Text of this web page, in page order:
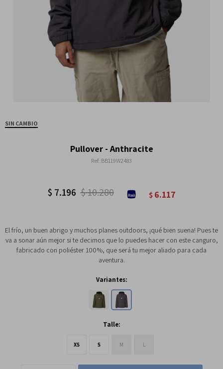
SIN CAMBIO
Pullover - Anthracite
BB119W2483
$ 7.196 $10.280 $ 6.117
El frío, un buen abrigo y muchos planes outdoors, ¡qué bien suena! Pues te
va a sonar aún mejor si te decimos que lo puedes hacer con este canguro,
fabricado con poliéster 100%, que será tu mejor aliado para cada
aventura.
Variantes:
Talle:
XS S M L